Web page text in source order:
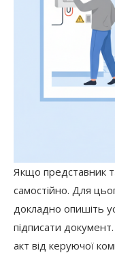
Якщо представник
самостійно. Для
докладно опишіть
підписати
акт від керуючої